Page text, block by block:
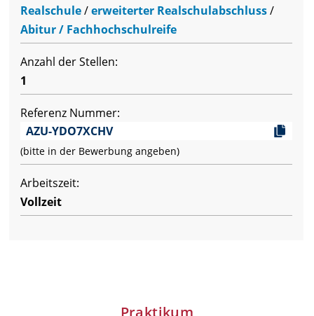
Realschule/erweiterter Realschulabschluss/
Abitur / Fachhochschulreife
Anzahl der Stellen:
1
Referenz Nummer:
AZU-YDO7XCHV
(bitte in der Bewerbung angeben)
Arbeitszeit:
Vollzeit
Praktikum